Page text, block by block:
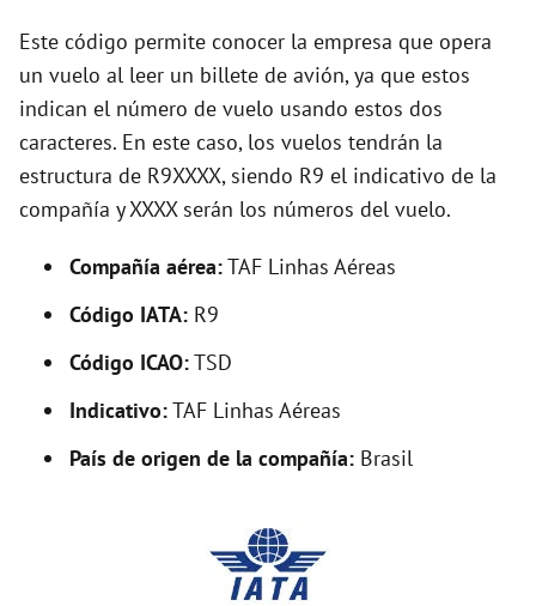
o
Este código permite conocer la empresa que opera
un vuelo al leer un billete de avión, ya que estos
indican el número de vuelo usando estos dos
caracteres. En este caso, los vuelos tendrán la
estructura de R9XXXX, siendo R9 el indicativo de la
compañía y XXXX serán los números del vuelo.
Compañía aérea:TAF Linhas Aéreas
Código IATA: R9
Código ICAO:TSD
Indicativo:TAF Linhas Aéreas
País de origen de la compañía: Brasil